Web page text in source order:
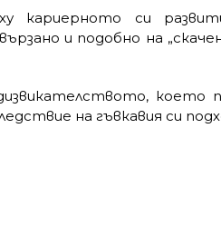
кариерното си
и подобно на
което
на гъвкавия си